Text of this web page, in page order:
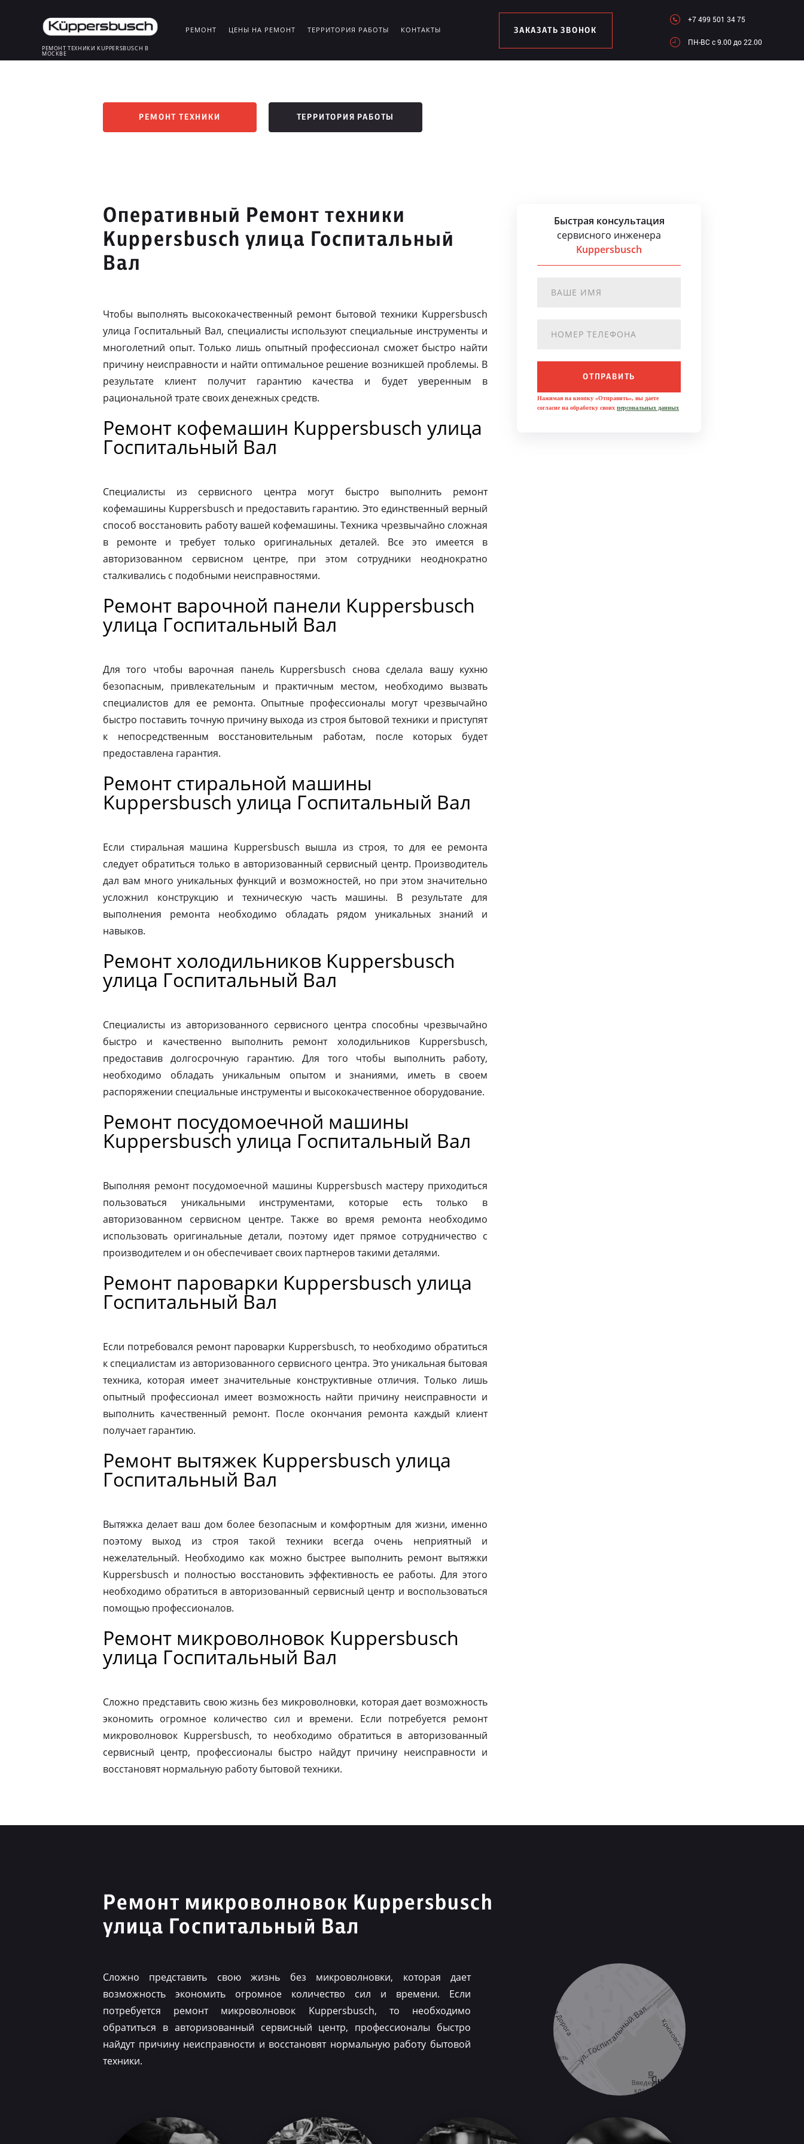
РЕМОНТ ТЕХНИКИ KUPPERSBUSCH В
МОСКВЕ
РЕМОНТ ЦЕНЫ НА РЕМОНТ ТЕРРИТОРИЯ РАБОТЫ КОНТАКТЫ ЗАКАЗАТЬ ЗВОНОК
+7 499 501 34 75
ПН-ВC c 9.00 до 22.00
РЕМОНТ ТЕХНИКИ ТЕРРИТОРИЯ РАБОТЫ
Оперативный Ремонт техники
Kuppersbusch улица Госпитальный
Вал
Чтобы выполнять высококачественный ремонт бытовой техники Kuppersbusch
улица Госпитальный Вал, специалисты используют специальные инструменты и
многолетний опыт. Только лишь опытный профессионал сможет быстро найти
причину неисправности и найти оптимальное решение возникшей проблемы. В
результате клиент получит гарантию качества и будет уверенным в
рациональной трате своих денежных средств.
Ремонт кофемашин Kuppersbusch улица
Госпитальный Вал
Специалисты из сервисного центра могут быстро выполнить ремонт
кофемашины Kuppersbusch и предоставить гарантию. Это единственный верный
способ восстановить работу вашей кофемашины. Техника чрезвычайно сложная
в ремонте и требует только оригинальных деталей. Все это имеется в
авторизованном сервисном центре, при этом сотрудники неоднократно
сталкивались с подобными неисправностями.
Ремонт варочной панели Kuppersbusch
улица Госпитальный Вал
Для того чтобы варочная панель Kuppersbusch снова сделала вашу кухню
безопасным, привлекательным и практичным местом, необходимо вызвать
специалистов для ее ремонта. Опытные профессионалы могут чрезвычайно
быстро поставить точную причину выхода из строя бытовой техники и приступят
к непосредственным восстановительным работам, после которых будет
предоставлена гарантия.
Ремонт стиральной машины
Kuppersbusch улица Госпитальный Вал
Если стиральная машина Kuppersbusch вышла из строя, то для ее ремонта
следует обратиться только в авторизованный сервисный центр. Производитель
дал вам много уникальных функций и возможностей, но при этом значительно
усложнил конструкцию и техническую часть машины. В результате для
выполнения ремонта необходимо обладать рядом уникальных знаний и
навыков.
Ремонт холодильников Kuppersbusch
улица Госпитальный Вал
Специалисты из авторизованного сервисного центра способны чрезвычайно
быстро и качественно выполнить ремонт холодильников Kuppersbusch,
предоставив долгосрочную гарантию. Для того чтобы выполнить работу,
необходимо обладать уникальным опытом и знаниями, иметь в своем
распоряжении специальные инструменты и высококачественное оборудование.
Ремонт посудомоечной машины
Kuppersbusch улица Госпитальный Вал
Выполняя ремонт посудомоечной машины Kuppersbusch мастеру приходиться
пользоваться уникальными инструментами, которые есть только в
авторизованном сервисном центре. Также во время ремонта необходимо
использовать оригинальные детали, поэтому идет прямое сотрудничество с
производителем и он обеспечивает своих партнеров такими деталями.
Ремонт пароварки Kuppersbusch улица
Госпитальный Вал
Если потребовался ремонт пароварки Kuppersbusch, то необходимо обратиться
к специалистам из авторизованного сервисного центра. Это уникальная бытовая
техника, которая имеет значительные конструктивные отличия. Только лишь
опытный профессионал имеет возможность найти причину неисправности и
выполнить качественный ремонт. После окончания ремонта каждый клиент
получает гарантию.
Ремонт вытяжек Kuppersbusch улица
Госпитальный Вал
Вытяжка делает ваш дом более безопасным и комфортным для жизни, именно
поэтому выход из строя такой техники всегда очень неприятный и
нежелательный. Необходимо как можно быстрее выполнить ремонт вытяжки
Kuppersbusch и полностью восстановить эффективность ее работы. Для этого
необходимо обратиться в авторизованный сервисный центр и воспользоваться
помощью профессионалов.
Ремонт микроволновок Kuppersbusch
улица Госпитальный Вал
Сложно представить свою жизнь без микроволновки, которая дает возможность
экономить огромное количество сил и времени. Если потребуется ремонт
микроволновок Kuppersbusch, то необходимо обратиться в авторизованный
сервисный центр, профессионалы быстро найдут причину неисправности и
восстановят нормальную работу бытовой техники.
Быстрая консультация
сервисного инженера
Kuppersbusch
ОТПРАВИТЬ
Нажимая на кнопку «Отправить», вы даете
согласие на обработку своих персональных данных
Ремонт микроволновок Kuppersbusch
улица Госпитальный Вал
Сложно представить свою жизнь без микроволновки, которая дает
возможность экономить огромное количество сил и времени. Если
потребуется ремонт микроволновок Kuppersbusch, то необходимо
обратиться в авторизованный сервисный центр, профессионалы быстро
найдут причину неисправности и восстановят нормальную работу бытовой
техники.